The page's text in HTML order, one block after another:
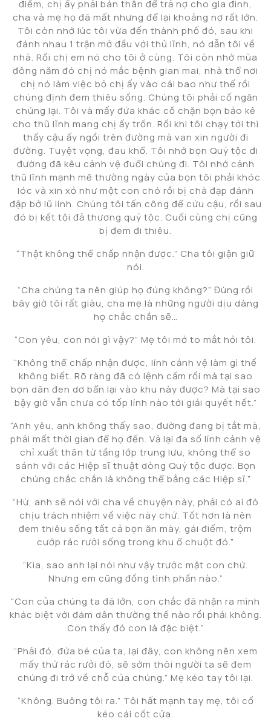
điếm, chị ấy phải bán thân để trả nợ cho gia đình,
cha và mẹ họ đã mất nhưng để lại khoảng nợ rất lớn.
Tôi còn nhớ lúc tôi vừa đến thành phố đó, sau khi
đánh nhau 1 trận mở đầu với thủ lĩnh, nó dẫn tôi về
nhà. Rồi chị em nó cho tôi ở cùng. Tôi còn nhớ mùa
đông năm đó chị nó mắc bệnh gian mai, nhà thổ nơi
chị nó làm việc bỏ chị ấy vào cái bao như thế rồi
chúng định đem thiêu sống. Chúng tôi phải cố ngăn
chúng lại. Tôi và mấy đứa khác cố chặn bọn bảo kê
cho thũ lĩnh mang chị ấy trốn. Rồi khi tôi chạy tới thì
thấy cậu ấy ngồi trên đường mà van xin người đi
đường. Tuyệt vọng, đau khổ. Tôi nhớ bọn Quý tộc đi
đường đã kêu cảnh vệ đuổi chúng đi. Tôi nhớ cảnh
thũ lĩnh mạnh mẽ thường ngày của bọn tôi phải khóc
lóc và xin xỏ như một con chó rồi bị chà đạp đánh
đập bở lũ lính. Chúng tôi tấn công để cứu cậu, rồi sau
đó bị kết tội đả thương quý tộc. Cuối cùng chị cũng
bị đem đi thiêu.
“Thật không thể chấp nhận được.” Cha tôi giận giữ
nói.
“Cha chúng ta nên giúp họ đúng không?” Đúng rồi
bây giờ tôi rất giàu, cha mẹ là những người dịu dàng
họ chắc chắn sẽ…
“Con yêu, con nói gì vậy?” Mẹ tôi mở to mắt hỏi tôi.
“Không thể chấp nhận được, lính cảnh vệ làm gì thế
không biết. Rõ ràng đã có lệnh cấm rồi mà tại sao
bọn dân đen dơ bẩn lại vào khu này được? Mà tại sao
bậy giờ vẫn chưa có tốp lính nào tới giải quyết hết.”
“Anh yêu, anh không thấy sao, đường đang bị tắt mà,
phải mất thời gian để họ đến. Vả lại đa số lính cảnh vệ
chỉ xuất thân từ tầng lớp trung lưu, không thể so
sánh với các Hiệp sĩ thuật dòng Quý tộc được. Bọn
chúng chắc chắn là không thể bằng các Hiệp sĩ.”
“Hừ, anh sẽ nói với cha về chuyện này, phải có ai đó
chịu trách nhiệm về việc này chứ. Tốt hơn là nên
đem thiêu sống tất cả bọn ăn mày, gái điếm, trộm
cướp rác rưởi sống trong khu ổ chuột đó.”
“Kìa, sao anh lại nói như vậy trước mặt con chứ.
Nhưng em cũng đồng tình phần nào.”
“Con của chúng ta đã lớn, con chắc đã nhận ra mình
khác biệt với đám dân thường thế nào rồi phải không.
Con thấy đó con là đặc biệt.”
“Phải đó, đứa bé của ta, lại đây, con không nên xem
mấy thứ rác rưởi đó, sẽ sớm thôi người ta sẽ đem
chúng đi trở về chỗ của chúng.” Mẹ kéo tay tôi lại.
“Không. Buông tôi ra.” Tôi hất mạnh tay mẹ, tôi cố
kéo cái cốt cửa.